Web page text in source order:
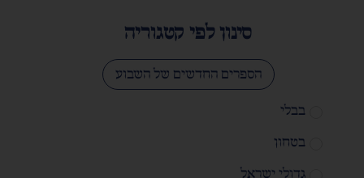
סינון לפי קטגוריה
הספרים החדשים של השבוע
בבלי
בטחון
גדולי ישראל